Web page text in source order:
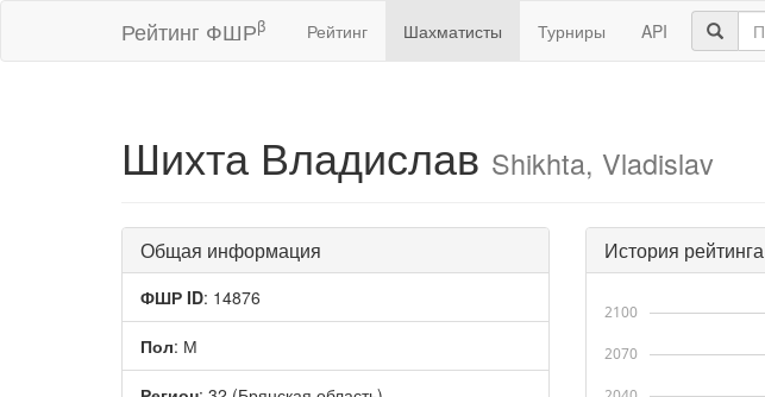
Рейтинг ФШРβ Рейтинг Шахматисты Турниры API
Шихта Владислав Shikhta, Vladislav
Общая информация
ФШР ID: 14876
Пол: М
История рейтинга
2070
2100